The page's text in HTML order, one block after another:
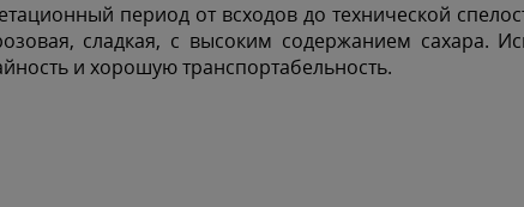
период от всходов до технической
сладкая, с высоким содержанием сахара.
и хорошую транспортабельность.